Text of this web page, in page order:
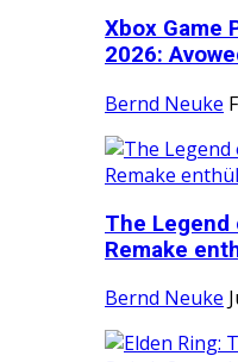
Xbox Game
2026:
Bernd Neuke
The Legend
Remake
Bernd Neuke